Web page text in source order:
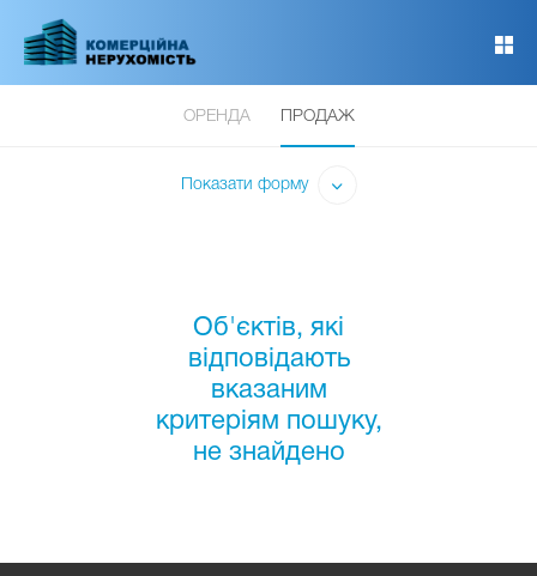
основного
ОРЕНДА ПРОДАЖ
Показати форму
Об'єктів, які
відповідають
вказаним
критеріям пошуку,
не знайдено